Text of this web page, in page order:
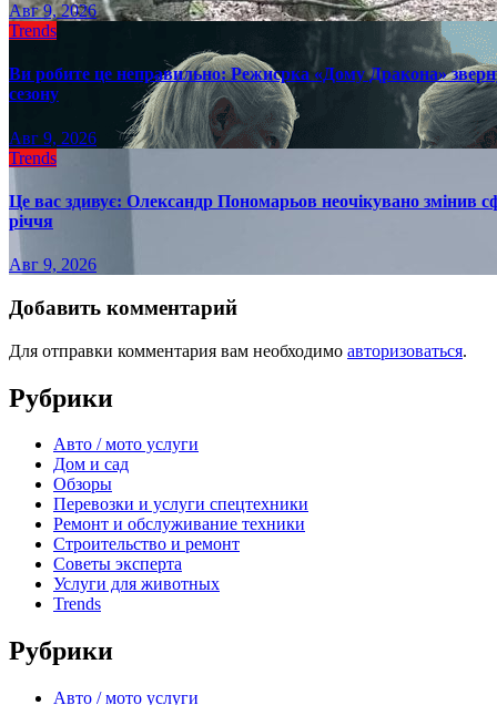
Авг 9, 2026
Trends
Ви робите це неправильно: Режисрка «Дому Дракона»
сезону
Авг 9, 2026
Trends
Це вас здивує: Олександр Пономарьов неочікувано змінив
річчя
Авг 9, 2026
Добавить комментарий
Для отправки комментария вам необходимо авторизоваться.
Рубрики
Авто / мото услуги
Дом и сад
Обзоры
Перевозки и услуги спецтехники
Ремонт и обслуживание техники
Строительство и ремонт
Советы эксперта
Услуги для животных
Trends
Рубрики
Авто / мото услуги